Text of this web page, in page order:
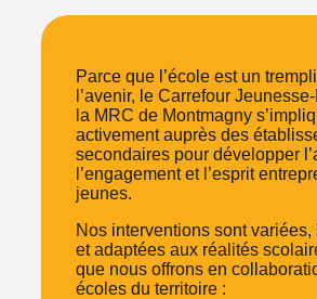
Parce que l’école est un
l’avenir, le Carrefour
la MRC de Montmagny
activement auprès des
secondaires pour développer
l’engagement et l’esprit
jeunes.
Nos interventions sont
et adaptées aux réalités
que nous offrons en
écoles du territoire :